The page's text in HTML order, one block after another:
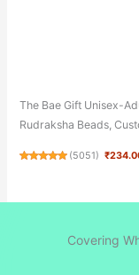
The Bae Gift Unisex-
Rudraksha Beads,
(5051)
Covering